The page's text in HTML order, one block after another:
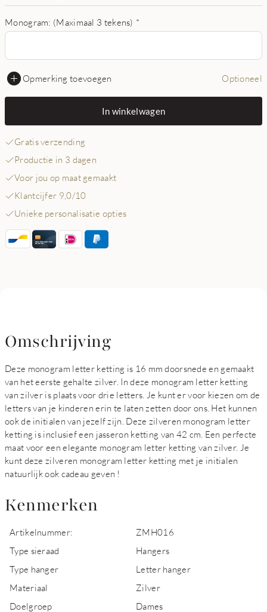
Monogram: (Maximaal 3 tekens) *
Opmerking toevoegen Optioneel
In winkelwagen
Gratis verzending
Productie in 3 dagen
Voor jou op maat gemaakt
Klantcijfer 9,0/10
Unieke personalisatie opties
Omschrijving
Deze monogram letter ketting is 16 mm doorsnede en gemaakt
van het eerste gehalte zilver. In deze monogram letter ketting
van zilver is plaats voor drie letters. Je kunt er voor kiezen om de
letters van je kinderen erin te laten zetten door ons. Het kunnen
ook de initialen van jezelf zijn. Deze zilveren monogram letter
ketting is inclusief een jasseron ketting van 42 cm. Een perfecte
maat voor een elegante monogram letter ketting van zilver. Je
kunt deze zilveren monogram letter ketting met je initialen
natuurlijk ook cadeau geven !
Kenmerken
Artikelnummer:
ZMH016
Type sieraad
Hangers
Type hanger
Letter hanger
Materiaal
Zilver
Doelgroep
Dames